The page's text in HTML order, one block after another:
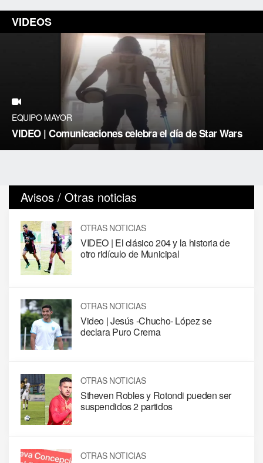
VIDEOS
EQUIPO MAYOR
VIDEO | Comunicaciones celebra el día de Star Wars
Avisos / Otras noticias
OTRAS NOTICIAS
VIDEO | El clásico 204 y la historia de
otro ridículo de Municipal
OTRAS NOTICIAS
Video | Jesús -Chucho- López se
declara Puro Crema
OTRAS NOTICIAS
Stheven Robles y Rotondi pueden ser
suspendidos 2 partidos
OTRAS NOTICIAS